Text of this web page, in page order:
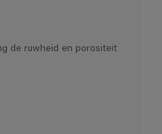
de ruwheid en porositeit